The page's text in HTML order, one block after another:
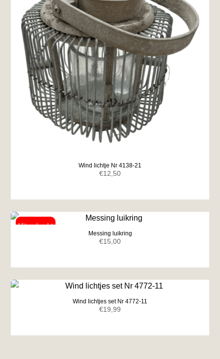
Wind lichtje Nr 4138-21
€12,50
Messing luikring
€15,00
Wind lichtjes set Nr 4772-11
€19,99